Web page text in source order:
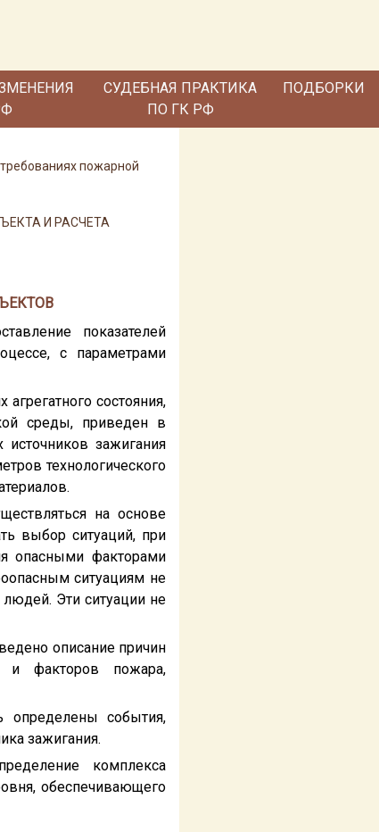
СУДЕБНАЯ ПРАКТИКА
ПО ГК РФ
ПОДБОРКИ
пожарной
И РАСЧЕТА
показателей
с параметрами
состояния,
среды, приведен в
зажигания
технологического
на основе
выбор ситуаций, при
опасными факторами
ситуациям не
людей. Эти ситуации не
описание причин
и факторов пожара,
определены события,
зажигания.
комплекса
обеспечивающего